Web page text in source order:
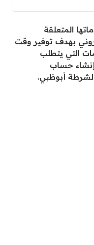
المتعلقة
بهدف توفير وقت
التي يتطلب
حساب
لشرطة أبوظبي.